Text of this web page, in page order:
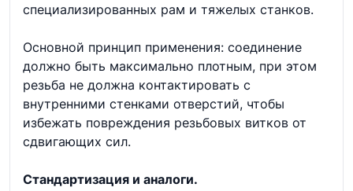
специализированных рам и тяжелых станков.
Основной принцип применения: соединение
должно быть максимально плотным, при этом
резьба не должна контактировать с
внутренними стенками отверстий, чтобы
избежать повреждения резьбовых витков от
сдвигающих сил.
Стандартизация и аналоги.